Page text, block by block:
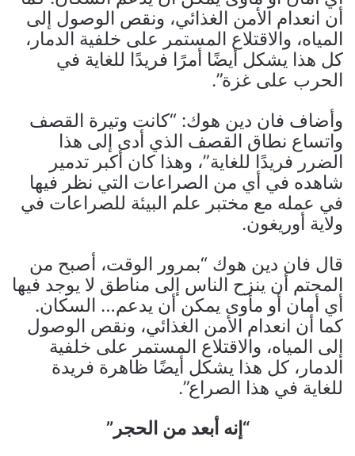
أن انعدام الأمن الغذائي، ونقص الوصول إلى
المياه، والاقتلاع المستمر على خلفية الدمار،
كل هذا يشكل أيضًا أمرًا فريدًا للغاية في
الحرب على غزة”.
وأضاف فان دين هوك: “كانت وتيرة القصف
واتساع نطاق القصف الذي أدى إلى هذا
الضرر فريدًا للغاية”، وهذا كان أكبر تدمير
شاهده في أي من الصراعات التي نظر فيها
في عمله مع مختبر علم البيئة للصراعات في
ولاية أوريغون.
قال فان دين هوك “بمرور الوقت، أصبح من
المحتم أن ينزح الناس إلى مناطق لا يوجد فيها
أي أمان أو مأوى يمكن أن يدعم… السكان.
كما أن انعدام الأمن الغذائي، ونقص الوصول
إلى المياه، والاقتلاع المستمر على خلفية
الدمار، كل هذا يشكل أيضًا ظاهرة فريدة
للغاية في هذا الصراع”.
“إنه أبعد من الحجر”